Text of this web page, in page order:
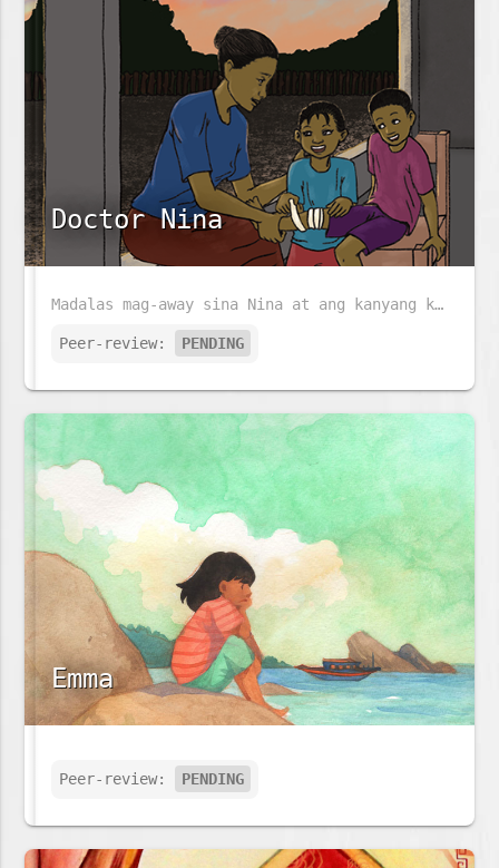
Doctor Nina
Madalas mag-away sina Nina at ang kanyang kapatid na si José. Ngunit kapag nasasaktan si José, alam na alam ni Nina ang gagawin.
Peer-review: PENDING
Emma
Peer-review: PENDING